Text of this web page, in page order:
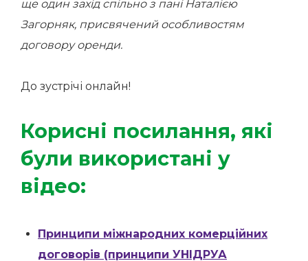
ще один захід спільно з пані Наталією
Загорняк, присвячений особливостям
договору оренди.
До зустрічі онлайн!
Корисні посилання, які
були використані у
відео:
Принципи міжнародних комерційних
договорів (принципи УНІДРУА